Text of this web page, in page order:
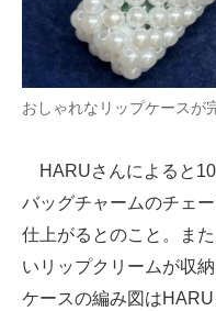
おしゃれなリップケースが
HARUさんによると
バッグチャームのチェ
仕上がるとのこと。ま
いリップクリームが収
ケースの編み図は